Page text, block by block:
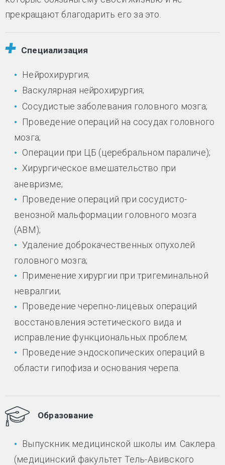
прекращают благодарить его за это.
Специализация
Нейрохирургия;
Васкулярная нейрохирургия;
Сосудистые заболевания головного мозга;
Проведение операций на сосудах головного
мозга;
Операции при ЦБ (церебральном параличе);
Хирургическое вмешательство при
аневризме;
Проведение операций при сосудисто-
венозной мальформации головного мозга
(АВМ);
Удаление доброкачественных опухолей
головного мозга;
Применение хирургии при тригеминальной
невралгии;
Проведение черепно-лицевых операций
восстановления эстетического вида и
исправление функциональных проблем;
Проведение эндоскопических операций в
области гипофиза и основания черепа.
Образование
Выпускник медицинской школы им. Саклера
(медицинский факультет Тель-Авивского